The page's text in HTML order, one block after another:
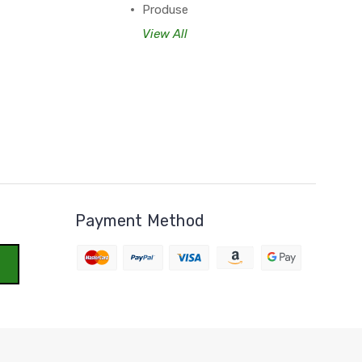
Produse
View All
Payment Method